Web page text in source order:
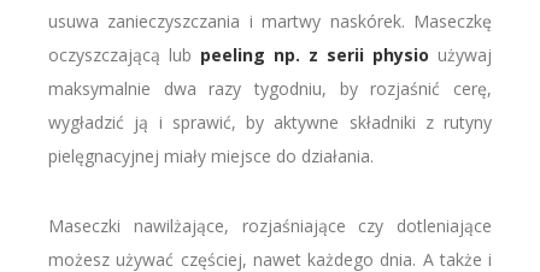
usuwa zanieczyszczania i martwy naskórek. Maseczkę
oczyszczającą lub peeling np. z serii physio używaj
maksymalnie dwa razy tygodniu, by rozjaśnić cerę,
wygładzić ją i sprawić, by aktywne składniki z rutyny
pielęgnacyjnej miały miejsce do działania.
Maseczki nawilżające, rozjaśniające czy dotleniające
możesz używać częściej, nawet każdego dnia. A także i